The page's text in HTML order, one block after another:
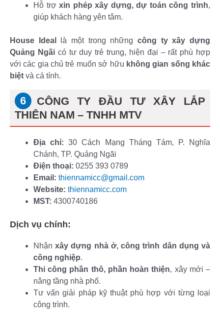
Hỗ trợxin phép xây dựng, dự toán công trình,
giúp khách hàng yên tâm.
House Ideal là một trong nhữngcông ty xây dựng
Quảng Ngãicó tư duy trẻ trung, hiện đại – rất phù hợp
với các gia chủ trẻ muốn sở hữu không gian sống khác
biệt và cá tính.
CÔNG TY ĐẦU TƯ XÂY LẮP
THIÊN NAM – TNHH MTV
Địa chỉ: 30 Cách Mạng Tháng Tám, P. Nghĩa
Chánh, TP. Quảng Ngãi
Điện thoại: 0255 393 0789
Email: thiennamicc@gmail.com
Website: thiennamicc.com
MST: 4300740186
Dịch vụ chính:
Nhậnxây dựng nhà ở, công trình dân dụng và
công nghiệp.
Thi công phần thô, phần hoàn thiện, xây mới –
nâng tầng nhà phố.
Tư vấn giải pháp kỹ thuật phù hợp với từng loại
công trình.